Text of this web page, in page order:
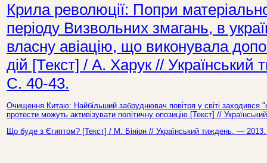
Крила революції: Попри
періоду Визвольних змагань, в
власну авіацію, що виконувала
дій [Текст] / А. Харук //
С. 40-43.
Очищення Китаю: Найбільший забруднювач повітря у світі
протести можуть активізувати політичну опозицію [Текст] //
Що буде з Єгиптом? [Текст] / М. Бініон // Український тиждень. —